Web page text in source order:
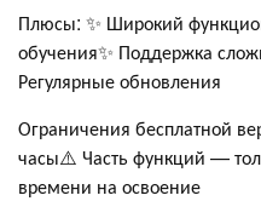
Плюсы: ✨ Широкий
обучения✨ Поддержка
Регулярные обновления
Ограничения бесплатной
часы⚠️ Часть функций —
времени на освоение